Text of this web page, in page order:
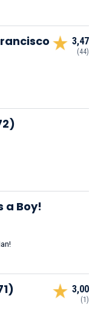
3,47
(44)
a Boy!
3,00
(1)